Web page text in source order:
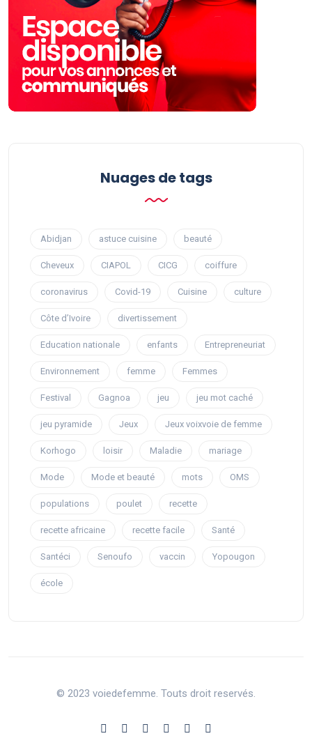
Nuages ​​de tags
Abidjan astuce cuisine beauté
Cheveux CIAPOL CICG coiffure
coronavirus Covid-19 Cuisine culture
Côte d’Ivoire divertissement
Education nationale enfants Entrepreneuriat
Environnement femme Femmes
Festival Gagnoa jeu jeu mot caché
jeu pyramide Jeux Jeux voixvoie de femme
Korhogo loisir Maladie mariage
Mode Mode et beauté mots OMS
populations poulet recette
recette africaine recette facile Santé
Santéci Senoufo vaccin Yopougon
école
© 2023 voiedefemme. Touts droit reservés.